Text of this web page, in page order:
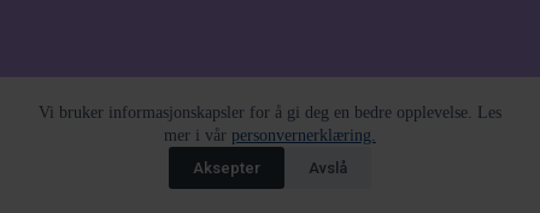
Vi bruker informasjonskapsler for å gi deg en bedre opplevelse. Les
mer i vår personvernerklæring.
Aksepter
Avslå